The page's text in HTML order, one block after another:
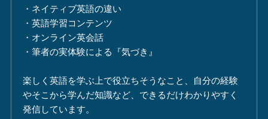
・ネイティブ英語の違い
・英語学習コンテンツ
・オンライン英会話
・筆者の実体験による『気づき』
楽しく英語を学ぶ上で役立ちそうなこと、自分の経験
やそこから学んだ知識など、できるだけわかりやすく
発信しています。